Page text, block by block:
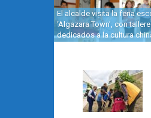
El alcalde visita la feria
‘Algazara Town’, con
dedicados a la cultura